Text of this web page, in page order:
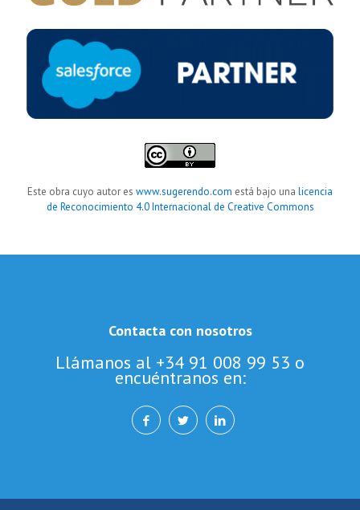
Este obra cuyo autor es www.sugerendo.com está bajo una licencia
de Reconocimiento 4.0 Internacional de Creative Commons
Contacta con nosotros
Llámanos al +34 91 008 99 53 o
encuéntranos en: